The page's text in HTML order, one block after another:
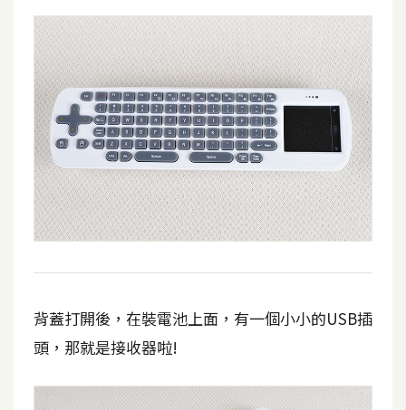
背蓋打開後，在裝電池上面，有一個小小的USB插
頭，那就是接收器啦!